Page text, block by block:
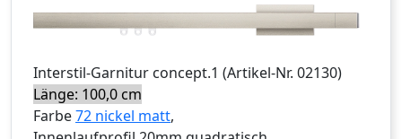
Interstil-Garnitur concept.1 (Artikel-Nr. 02130)
Länge: 100,0 cm
Farbe72 nickel matt,